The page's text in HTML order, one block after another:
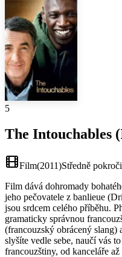
5
The Intouchables
Film(2011)Středně
Film dává dohromady
jeho pečovatele z banlieue
jsou srdcem celého příběhu.
gramaticky správnou
(francouzský obrácený
slyšíte vedle sebe, naučí vás
francouzštiny, od kanceláře